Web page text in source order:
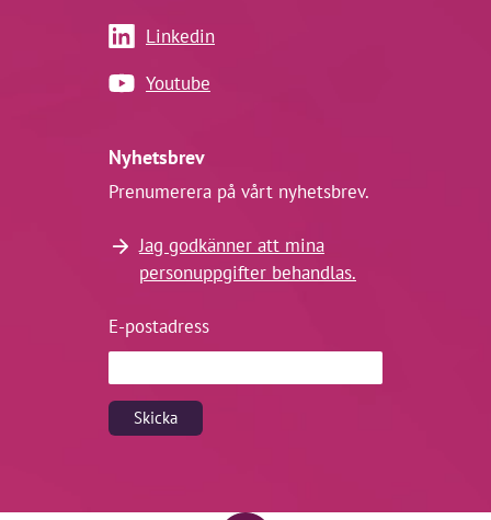
Linkedin
Youtube
Nyhetsbrev
Prenumerera på vårt nyhetsbrev.
Jag godkänner att mina
personuppgifter behandlas.
E-postadress
Skicka